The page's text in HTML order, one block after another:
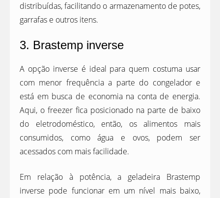
distribuídas, facilitando o armazenamento de potes,
garrafas e outros itens.
3. Brastemp inverse
A opção inverse é ideal para quem costuma usar
com menor frequência a parte do congelador e
está em busca de economia na conta de energia.
Aqui, o freezer fica posicionado na parte de baixo
do eletrodoméstico, então, os alimentos mais
consumidos, como água e ovos, podem ser
acessados com mais facilidade.
Em relação à potência, a geladeira Brastemp
inverse pode funcionar em um nível mais baixo,